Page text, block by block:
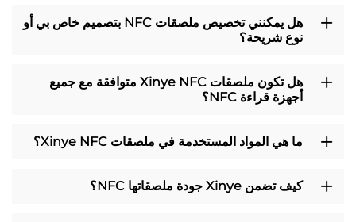
هل يمكنني تخصيص ملصقات NFC بتصميم خاص بي أو
نوع شريحة؟
هل تكون ملصقات Xinye NFC متوافقة مع جميع
أجهزة قراءة NFC؟
ما هي المواد المستخدمة في ملصقات Xinye NFC؟
كيف تضمن Xinye جودة ملصقاتها NFC؟